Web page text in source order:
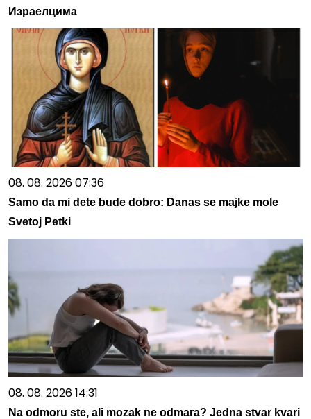
Израелцима
08. 08. 2026 07:36
Samo da mi dete bude dobro: Danas se majke mole
Svetoj Petki
08. 08. 2026 14:31
Na odmoru ste, ali mozak ne odmara? Jedna stvar kvari